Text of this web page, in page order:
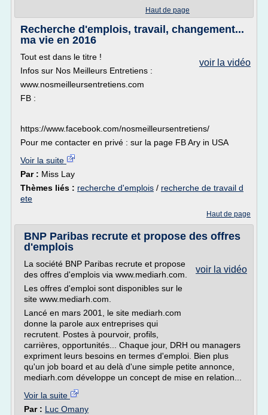
Haut de page
Recherche d'emplois, travail, changement...
ma vie en 2016
voir la vidéo
Tout est dans le titre !
Infos sur Nos Meilleurs Entretiens :
www.nosmeilleursentretiens.com
FB :
https://www.facebook.com/nosmeilleursentretiens/
Pour me contacter en privé : sur la page FB Ary in USA
Voir la suite
Par : Miss Lay
Thèmes liés : recherche d'emplois / recherche de travail d
ete
Haut de page
BNP Paribas recrute et propose des offres
d'emplois
voir la vidéo
La société BNP Paribas recrute et propose
des offres d'emplois via www.mediarh.com.
Les offres d'emploi sont disponibles sur le
site www.mediarh.com.
Lancé en mars 2001, le site mediarh.com
donne la parole aux entreprises qui
recrutent. Postes à pourvoir, profils,
carrières, opportunités... Chaque jour, DRH ou managers
expriment leurs besoins en termes d'emploi. Bien plus
qu'un job board et au delà d'une simple petite annonce,
mediarh.com développe un concept de mise en relation...
Voir la suite
Par : Luc Omany